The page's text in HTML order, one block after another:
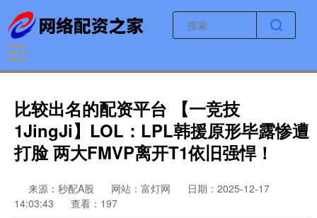
比较出名的配资平台 【一竞技
1JingJi】LOL：LPL韩援原形毕露惨遭
打脸 两大FMVP离开T1依旧强悍！
来源：秒配A股 网站：富灯网
日期：2025-12-17
14:03:43
查看：197